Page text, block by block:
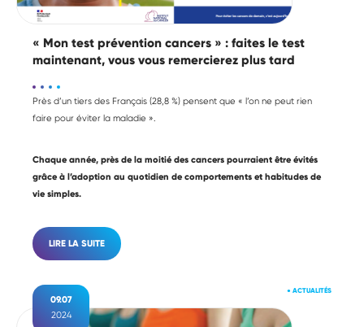
« Mon test prévention cancers » : faites le test
maintenant, vous vous remercierez plus tard
Près d’un tiers des Français (28,8 %) pensent que « l’on ne peut rien
faire pour éviter la maladie ».
Chaque année, près de la moitié des cancers pourraient être évités
grâce à l’adoption au quotidien de comportements et habitudes de
vie simples.
LIRE LA SUITE
09.07
2024
● ACTUALITÉS